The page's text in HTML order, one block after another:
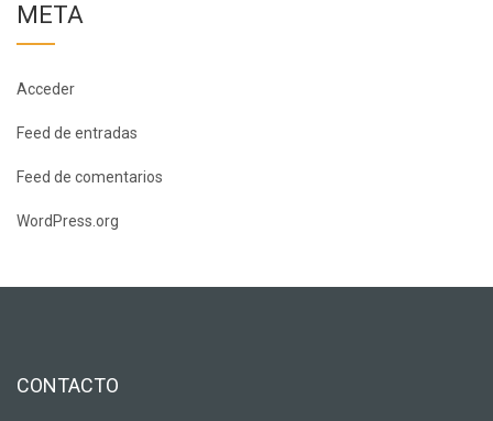
META
Acceder
Feed de entradas
Feed de comentarios
WordPress.org
CONTACTO